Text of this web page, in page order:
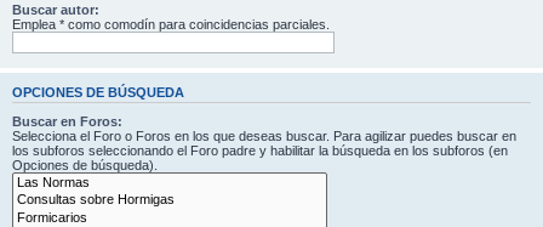
Buscar autor:
Emplea * como comodín para coincidencias parciales.
OPCIONES DE BÚSQUEDA
Buscar en Foros:
Selecciona el Foro o Foros en los que deseas buscar. Para agilizar puedes buscar en
los subforos seleccionando el Foro padre y habilitar la búsqueda en los subforos (en
Opciones de búsqueda).